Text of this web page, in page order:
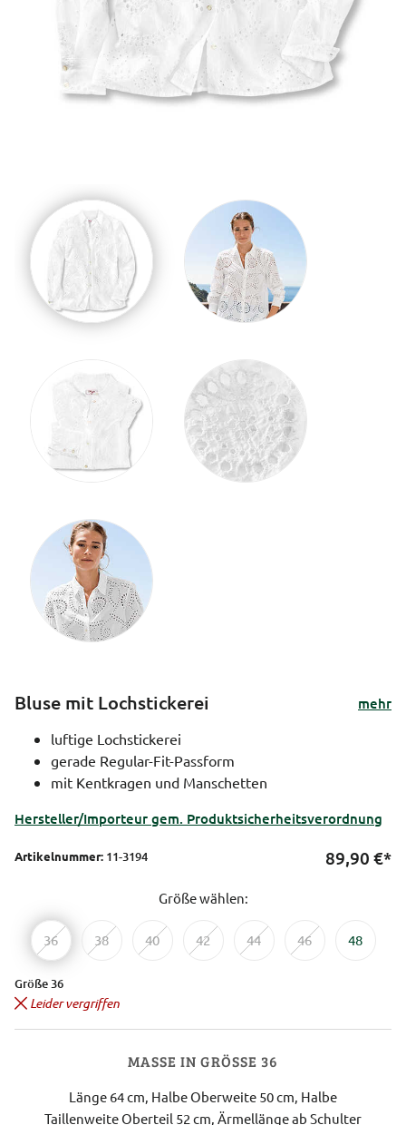
Bluse mit Lochstickerei
mehr
luftige Lochstickerei
gerade Regular-Fit-Passform
mit Kentkragen und Manschetten
Hersteller/Importeur gem. Produktsicherheitsverordnung
Artikelnummer: 11-3194 89,90 €*
Größe wählen:
36 38 40 42 44 46 48
Größe 36
Leider vergriffen
MASSE IN GRÖSSE 36
Länge 64 cm, Halbe Oberweite 50 cm, Halbe
Taillenweite Oberteil 52 cm, Ärmellänge ab Schulter